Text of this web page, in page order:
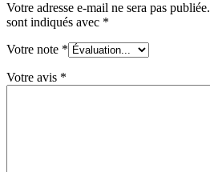
Votre adresse e-mail ne sera pas publiée.
sont indiqués avec *
Votre note *
Votre avis *